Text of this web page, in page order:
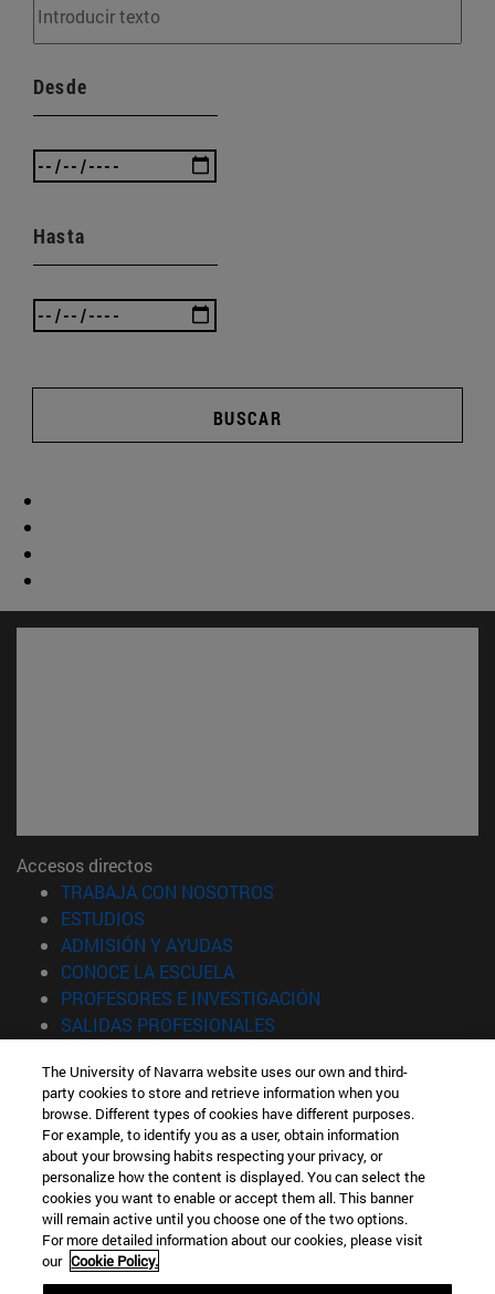
Desde
Hasta
BUSCAR
Accesos directos
TRABAJA CON NOSOTROS
ESTUDIOS
ADMISIÓN Y AYUDAS
CONOCE LA ESCUELA(abre en nueva ventana)
PROFESORES E INVESTIGACIÓN
SALIDAS PROFESIONALES
Información
TFNO +34 943 21 98 77
¿QUÉ GRADO TE INTERESA?
¿QUÉ MÁSTER TE INTERESA?
© Universidad de Navarra
Información legal
Accesibilidad
The University of Navarra website uses our own and third-
party cookies to store and retrieve information when you
browse. Different types of cookies have different purposes.
For example, to identify you as a user, obtain information
about your browsing habits respecting your privacy, or
personalize how the content is displayed. You can select the
cookies you want to enable or accept them all. This banner
will remain active until you choose one of the two options.
For more detailed information about our cookies, please visit
our Cookie Policy.